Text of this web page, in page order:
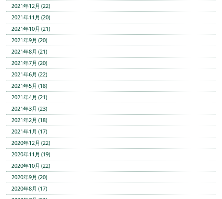
2021年12月 (22)
2021年11月 (20)
2021年10月 (21)
2021年9月 (20)
2021年8月 (21)
2021年7月 (20)
2021年6月 (22)
2021年5月 (18)
2021年4月 (21)
2021年3月 (23)
2021年2月 (18)
2021年1月 (17)
2020年12月 (22)
2020年11月 (19)
2020年10月 (22)
2020年9月 (20)
2020年8月 (17)